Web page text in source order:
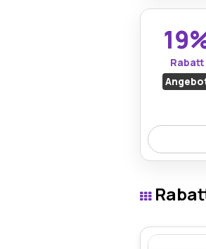
und
Rabatt
Ein 19%